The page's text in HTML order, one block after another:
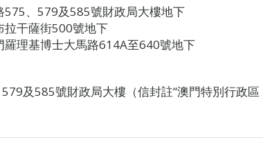
575、579及585號財政局大樓地下
拉干薩街500號地下
理基博士大馬路614A至640號地下
及585號財政局大樓（信封註“澳門特別行政